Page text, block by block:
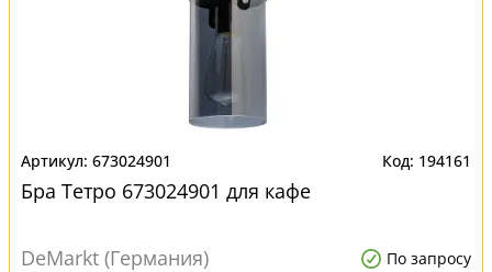
673024901 194161
Бра Тетро 673024901 для кафе
DeMarkt (Германия) По запросу